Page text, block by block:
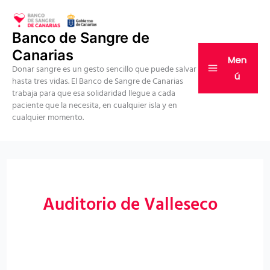
contenido
Banco de Sangre de
Canarias
Donar sangre es un gesto sencillo que puede salvar
hasta tres vidas. El Banco de Sangre de Canarias
trabaja para que esa solidaridad llegue a cada
paciente que la necesita, en cualquier isla y en
cualquier momento.
Men
ú
Auditorio de Valleseco